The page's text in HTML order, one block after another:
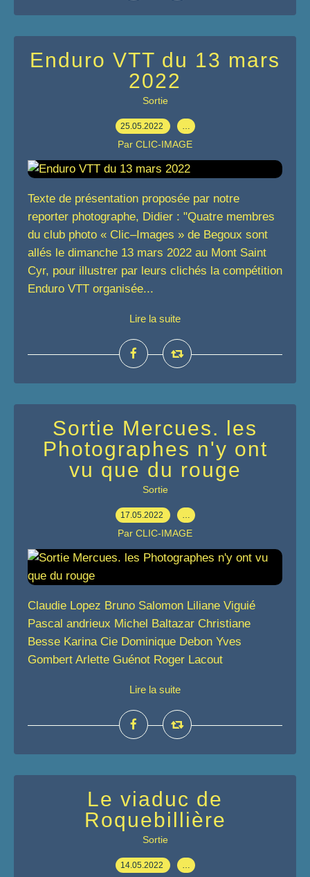
Enduro VTT du 13 mars
2022
Sortie
25.05.2022 …
Par CLIC-IMAGE
Texte de présentation proposée par notre
reporter photographe, Didier : "Quatre membres
du club photo « Clic–Images » de Begoux sont
allés le dimanche 13 mars 2022 au Mont Saint
Cyr, pour illustrer par leurs clichés la compétition
Enduro VTT organisée...
Lire la suite
Sortie Mercues. les
Photographes n'y ont
vu que du rouge
Sortie
17.05.2022 …
Par CLIC-IMAGE
Claudie Lopez Bruno Salomon Liliane Viguié
Pascal andrieux Michel Baltazar Christiane
Besse Karina Cie Dominique Debon Yves
Gombert Arlette Guénot Roger Lacout
Lire la suite
Le viaduc de
Roquebillière
Sortie
14.05.2022 …